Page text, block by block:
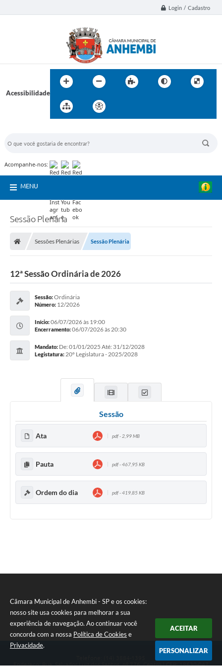
Câmara Municipal de Anhembi - SP e os cookies:
nosso site usa cookies para melhorar a sua
experiência de navegação. Ao continuar você
concorda com a nossa Política de Cookies e
Privacidade.
ACEITAR
PERSONALIZAR
Login / Cadastro
Acessibilidade
Acompanhe-nos:
MENU
Sessão Plenária
Sessões Plenárias Sessão Plenária
12ª Sessão Ordinária de 2026
Sessão:Ordinária
Número: 12/2026
Início:06/07/2026 às 19:00
Encerramento:06/07/2026 às 20:30
Mandato: De: 01/01/2025 Até: 31/12/2028
Legistatura:20º Legislatura - 2025/2028
Sessão
Ata pdf - 2,99 MB
Pauta pdf - 467,95 KB
Ordem do dia pdf - 419,85 KB
Endereço: Rua: Salvador Luiz dos Santos, nº 776, Centro | CEP: 18630-047